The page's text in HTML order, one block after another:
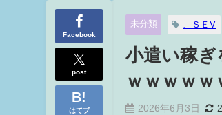
Facebook
post
はてブ
未分類 、ＳＥV
小遣い稼ぎ
ｗｗｗｗｗ
2026年6月3日